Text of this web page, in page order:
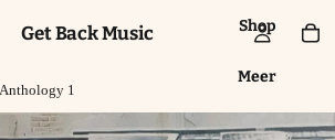
Shop
Meer
Get Back Music
Anthology 1